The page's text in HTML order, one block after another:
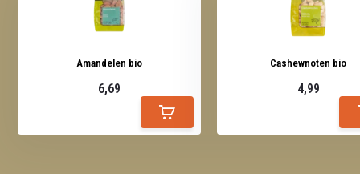
Amandelen bio
6,69
Cashewnoten bio
4,99